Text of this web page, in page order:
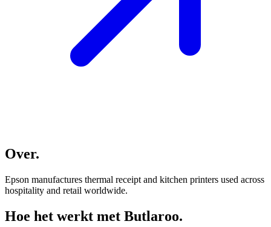
Over.
Epson manufactures thermal receipt and kitchen printers used across
hospitality and retail worldwide.
Hoe het werkt met Butlaroo.